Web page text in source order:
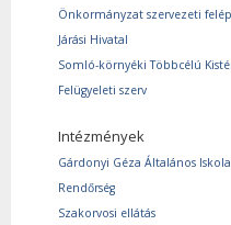
Önkormányzat szervezeti
Járási Hivatal
Somló-környéki Többcélú
Felügyeleti szerv
Intézmények
Gárdonyi Géza Általános Iskola
Rendőrség
Szakorvosi ellátás